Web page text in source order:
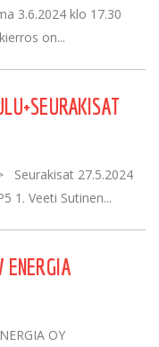
3.6.2024 klo 17.30
on...
Seurakisat 27.5.2024
1. Veeti Sutinen...
ENERGIA
OY